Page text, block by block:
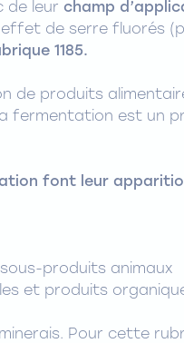
de leur champ
de serre fluorés
1185.
de produits
fermentation est un
font leur
sous-produits animaux
et produits
Pour cette